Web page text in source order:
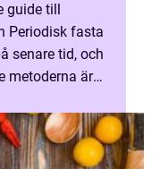
guide till
Periodisk fasta
senare tid, och
metoderna är